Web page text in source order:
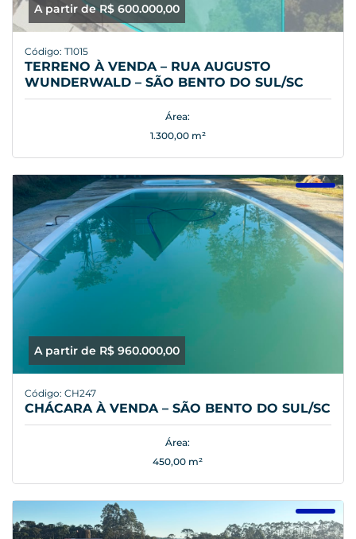
A partir de R$ 600.000,00
Código: T1015
TERRENO À VENDA – RUA AUGUSTO
WUNDERWALD – SÃO BENTO DO SUL/SC
Área:
1.300,00 m²
A partir de R$ 960.000,00
Código: CH247
CHÁCARA À VENDA – SÃO BENTO DO SUL/SC
Área:
450,00 m²